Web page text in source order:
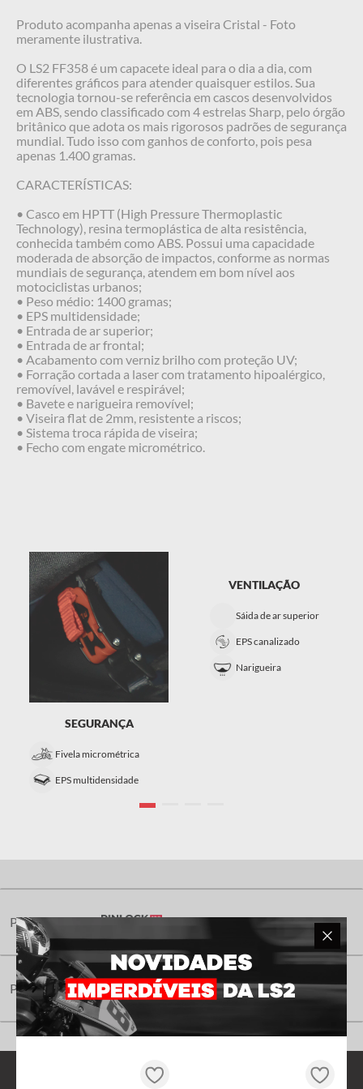
Produto acompanha apenas a viseira Cristal - Foto
meramente ilustrativa.
O LS2 FF358 é um capacete ideal para o dia a dia, com
diferentes gráficos para atender quaisquer estilos. Sua
tecnologia tornou-se referência em cascos desenvolvidos
em ABS, sendo classificado com 4 estrelas Sharp, pelo órgão
britânico que adota os mais rigorosos padrões de segurança
mundial. Tudo isso com ganhos de conforto, pois pesa
apenas 1.400 gramas.
CARACTERÍSTICAS:
• Casco em HPTT (High Pressure Thermoplastic
Technology), resina termoplástica de alta resistência,
conhecida também como ABS. Possui uma capacidade
moderada de absorção de impactos, conforme as normas
mundiais de segurança, atendem em bom nível aos
motociclistas urbanos;
• Peso médio: 1400 gramas;
• EPS multidensidade;
• Entrada de ar superior;
• Entrada de ar frontal;
• Acabamento com verniz brilho com proteção UV;
• Forração cortada a laser com tratamento hipoalérgico,
removível, lavável e respirável;
• Bavete e narigueira removível;
• Viseira flat de 2mm, resistente a riscos;
• Sistema troca rápida de viseira;
• Fecho com engate micrométrico.
SEGURANÇA
Fivela micrométrica
EPS multidensidade
VENTILAÇÃO
Sáida de ar superior
EPS canalizado
Narigueira
Pergunta aqui
Pergunta aqui